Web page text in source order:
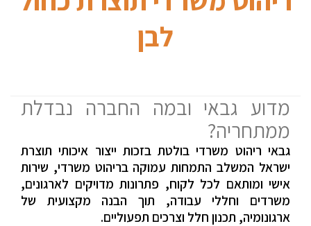
לבן
מדוע גבאי ובמה החברה נבדלת
ממתחריה?
גבאי ריהוט משרדי בולטת בזכות ייצור איכותי תוצרת
ישראל המשלב התמחות עמוקה בריהוט משרדי, שירות
אישי ומותאם לכל לקוח, פתרונות מדויקים לארגונים,
משרדים וחללי עבודה, תוך הבנה מקצועית של
ארגונומיה, תכנון חלל וצרכים תפעוליים.